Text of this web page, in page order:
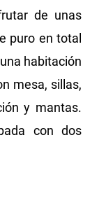
de unas
puro en total
habitación
mesa, sillas,
y mantas.
con dos